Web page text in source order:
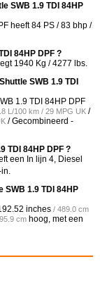
SWB 1.9 TDI 84HP
heeft 84 PS / 83 bhp /
84HP DPF ?
1940 Kg / 4277 lbs.
SWB 1.9 TDI
1.9 TDI 84HP DPF
L/100 km / 29 MPG UK /
/ Gecombineerd -
TDI 84HP DPF ?
een In lijn 4, Diesel
in.
SWB 1.9 TDI 84HP
inches / 489.0 cm
cm hoog, met een